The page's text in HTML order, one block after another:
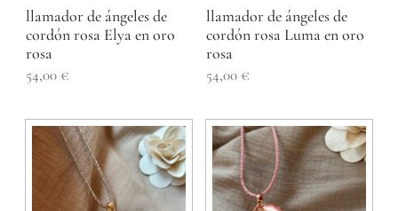
llamador de ángeles de
cordón rosa Elya en oro
rosa
54,00 €
llamador de ángeles de
cordón rosa Luma en oro
rosa
54,00 €